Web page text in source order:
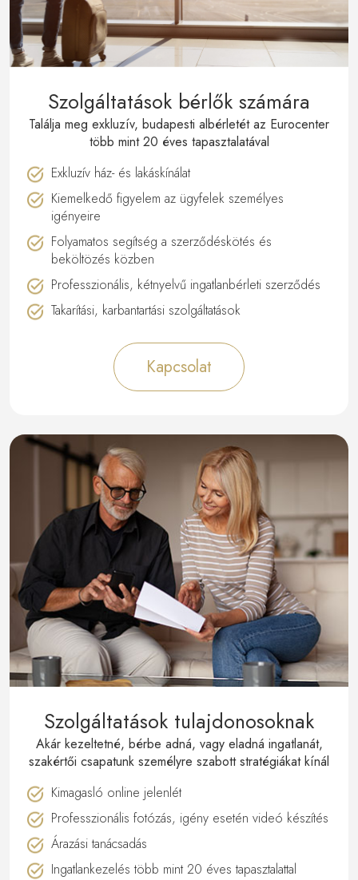
Szolgáltatások bérlők számára
Találja meg exkluzív, budapesti albérletét az Eurocenter
több mint 20 éves tapasztalatával
Exkluzív ház- és lakáskínálat
Kiemelkedő figyelem az ügyfelek személyes
igényeire
Folyamatos segítség a szerződéskötés és
beköltözés közben
Professzionális, kétnyelvű ingatlanbérleti szerződés
Takarítási, karbantartási szolgáltatások
Kapcsolat
Szolgáltatások tulajdonosoknak
Akár kezeltetné, bérbe adná, vagy eladná ingatlanát,
szakértői csapatunk személyre szabott stratégiákat kínál
Kimagasló online jelenlét
Professzionális fotózás, igény esetén videó készítés
Árazási tanácsadás
Ingatlankezelés több mint 20 éves tapasztalattal